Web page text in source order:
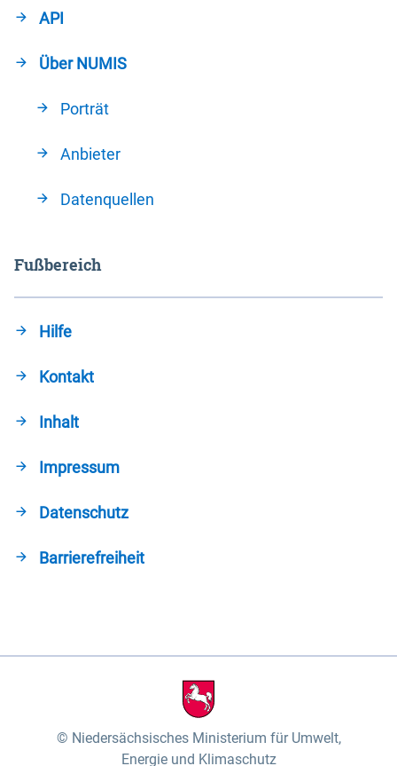
API
Über NUMIS
Porträt
Anbieter
Datenquellen
Fußbereich
Hilfe
Kontakt
Inhalt
Impressum
Datenschutz
Barrierefreiheit
Niedersächsisches Ministerium für Umwelt,
Energie und Klimaschutz